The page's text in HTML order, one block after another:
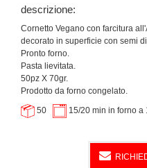
descrizione:
Cornetto Vegano con farcitura
decorato in superficie con semi
Pronto forno.
Pasta lievitata.
50pz X 70gr.
Prodotto da forno congelato.
50 15/20 min in forno a